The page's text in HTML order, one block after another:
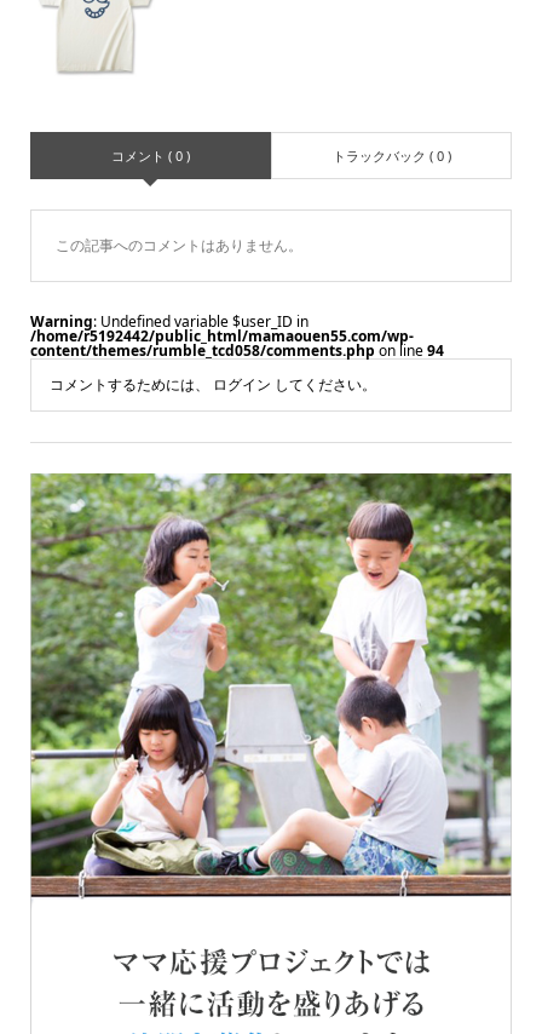
コメント ( 0 ) トラックバック ( 0 )
この記事へのコメントはありません。
Warning: Undefined variable $user_ID in
/home/r5192442/public_html/mamaouen55.com/wp-
content/themes/rumble_tcd058/comments.php on line94
コメントするためには、
ログイン してください。